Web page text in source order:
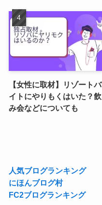
【女性に取材】リゾートバ
イトにやりもくはいた？飲
み会などについても
人気ブログランキング
にほんブログ村
FC2ブログランキング